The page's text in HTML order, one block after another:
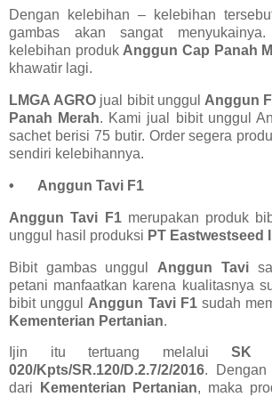
Dengan kelebihan – kelebihan
gambas akan sangat
kelebihan produk Anggun Cap Panah
khawatir lagi.
LMGA AGROjual bibit unggul Anggun
Panah Merah. Kami jual bibit unggul
sachet berisi 75 butir. Order segera
sendiri kelebihannya.
• Anggun Tavi F1
Anggun Tavi F1merupakan produk
unggul hasil produksi PT Eastwestseed
Bibit gambas unggul Anggun Tavi
petani manfaatkan karena kualitasnya
bibit unggul Anggun Tavi F1sudah
Kementerian Pertanian.
Ijin itu tertuang melalui SK
020/Kpts/SR.120/D.2.7/2/2016. Dengan
dari
Kementerian Pertanian, maka